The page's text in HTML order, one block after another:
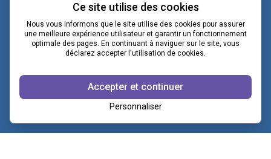
contact@lacoopcnv.com
La page Linkedin de La Coop CNV
Notre chaîne Webikeo
Ce site utilise des cookies
Nous vous informons que le site utilise des cookies pour assurer
une meilleure expérience utilisateur et garantir un fonctionnement
optimale des pages. En continuant à naviguer sur le site, vous
déclarez accepter l'utilisation de cookies.
Accepter et continuer
Personnaliser